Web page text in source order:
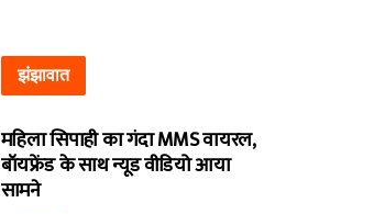
झंझावात
महिला सिपाही का गंदा MMS वायरल,
बॉयफ्रेंड के साथ न्यूड वीडियो आया
सामने